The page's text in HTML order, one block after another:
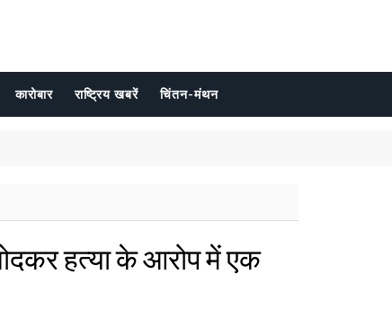
कारोबार राष्ट्रिय खबरें चिंतन-मंथन
हत्या के आरोप में एक